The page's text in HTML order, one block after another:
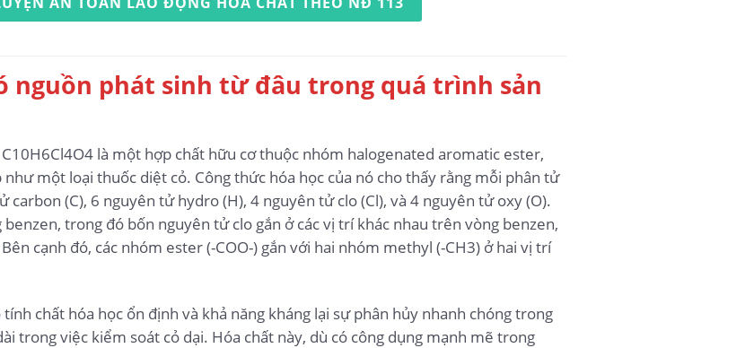
nguồn phát sinh từ đâu trong quá trình sản
là một hợp chất hữu cơ thuộc nhóm halogenated aromatic ester,
một loại thuốc diệt cỏ. Công thức hóa học của nó cho thấy rằng mỗi phân tử
(C), 6 nguyên tử hydro (H), 4 nguyên tử clo (Cl), và 4 nguyên tử oxy (O).
trong đó bốn nguyên tử clo gắn ở các vị trí khác nhau trên vòng benzen,
cạnh đó, các nhóm ester (-COO-) gắn với hai nhóm methyl (-CH3) ở hai vị trí
chất hóa học ổn định và khả năng kháng lại sự phân hủy nhanh chóng trong
trong việc kiểm soát cỏ dại. Hóa chất này, dù có công dụng mạnh mẽ trong